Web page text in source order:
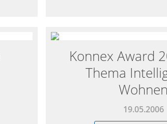
Konnex Award
Thema
Wohnen
19.05.2006